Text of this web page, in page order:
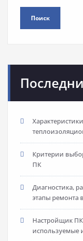
Поиск
Критерии
ПК
Диагностика,
этапы ремонта
Настройщик
используемые